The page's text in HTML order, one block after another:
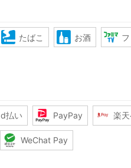
たばこ お酒
d払い PayPay 楽
WeChat Pay